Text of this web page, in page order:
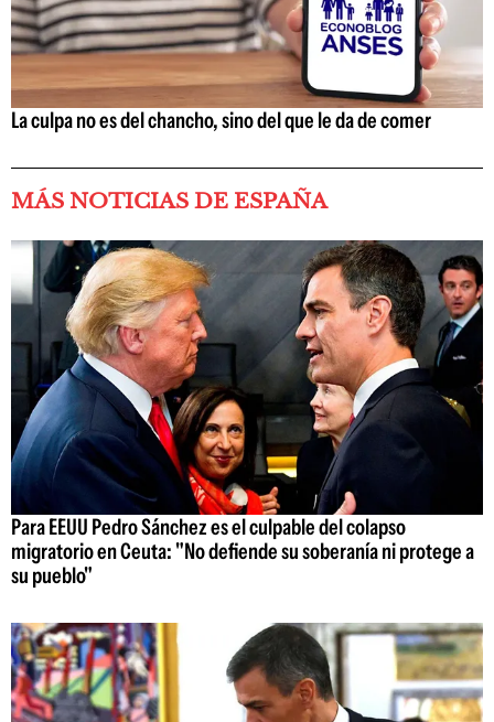
La culpa no es del chancho, sino del que le da de comer
MÁS NOTICIAS DE ESPAÑA
Para EEUU Pedro Sánchez es el culpable del colapso
migratorio en Ceuta: "No defiende su soberanía ni protege a
su pueblo"